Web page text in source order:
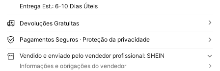
Entrega Est.: 6-10 Dias Úteis
Devoluções Gratuitas
Pagamentos Seguros · Proteção da privacidade
Vendido e enviado pelo vendedor profissional: SHEIN
Informações e obrigações do vendedor